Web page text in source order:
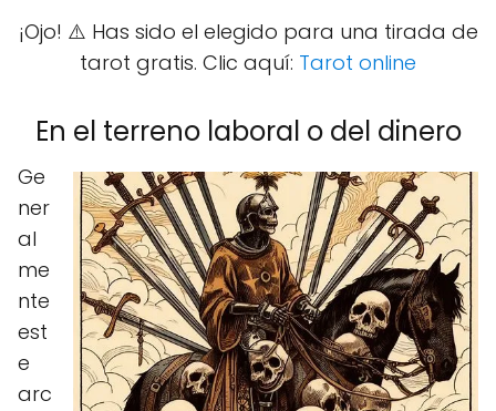
¡Ojo! ⚠️ Has sido el elegido para una tirada de
tarot gratis. Clic aquí: Tarot online
En el terreno laboral o del dinero
Ge
ner
al
me
nte
est
e
arc